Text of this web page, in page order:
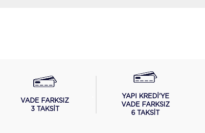
VADE FARKSIZ
3 TAKSİT
YAPI KREDİ'YE
VADE FARKSIZ
6 TAKSİT